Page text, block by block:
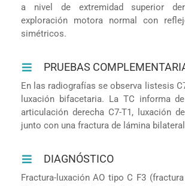
a nivel de extremidad superior
exploración motora normal con
simétricos.
PRUEBAS
En las radiografías se observa listesis
luxación bifacetaria. La TC informa
articulación derecha C7-T1, luxación
junto con una fractura de lámina
DIAGNÓSTICO
Fractura-luxación AO tipo C F3